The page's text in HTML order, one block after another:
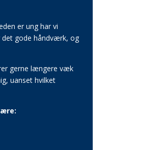
er ung har vi
det gode håndværk, og
gerne længere væk
uanset hvilket